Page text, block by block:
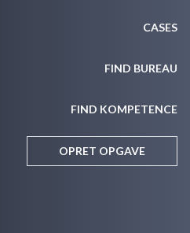
CASES
FIND BUREAU
FIND KOMPETENCE
OPRET OPGAVE